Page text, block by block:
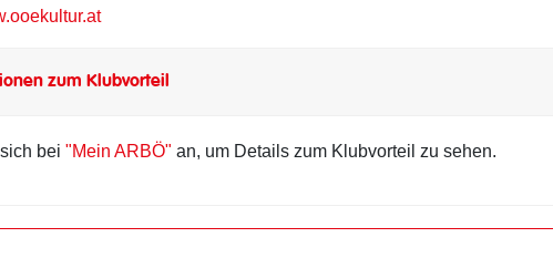
zum Klubvorteil
sich bei"Mein ARBÖ" an, um Details zum Klubvorteil zu sehen.